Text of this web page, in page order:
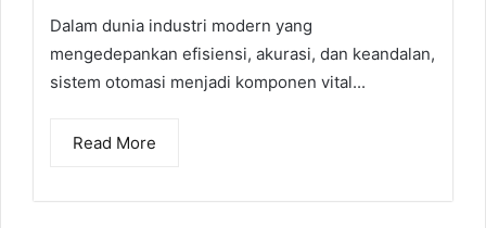
Dalam dunia industri modern yang
mengedepankan efisiensi, akurasi, dan keandalan,
sistem otomasi menjadi komponen vital...
Read More